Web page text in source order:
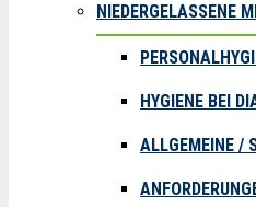
NIEDERGELASSENE
HYGIENE BEI
ALLGEMEINE /